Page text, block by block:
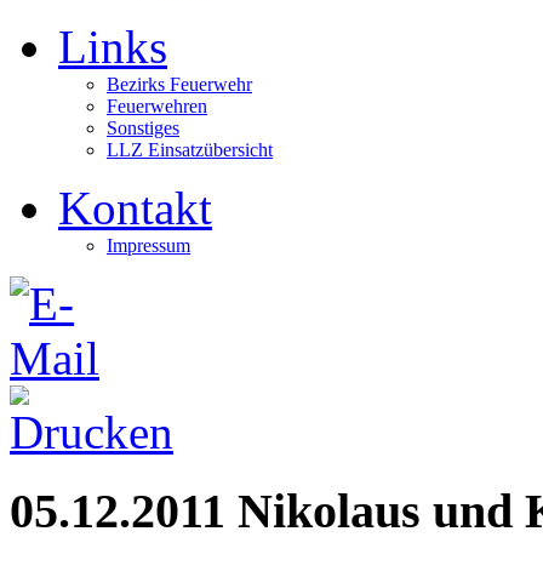
Links
Bezirks Feuerwehr
Feuerwehren
Sonstiges
LLZ Einsatzübersicht
Kontakt
Impressum
05.12.2011 Nikolaus